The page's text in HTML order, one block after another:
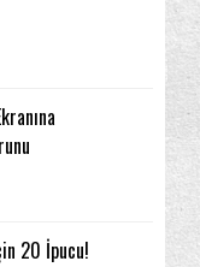
20 İpucu!